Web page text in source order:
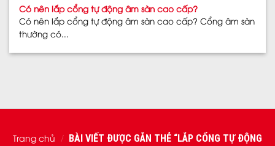
Có nên lắp cổng tự động âm sàn cao cấp?
Có nên lắp cổng tự động âm sàn cao cấp? Cổng âm sàn
thường có...
Trang chủ /
BÀI VIẾT ĐƯỢC GẮN THẺ “LẮP CỔNG TỰ ĐỘNG